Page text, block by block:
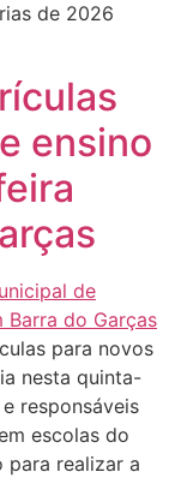
de 2026
ensino
para novos
nesta quinta-
responsáveis
escolas do
para realizar a